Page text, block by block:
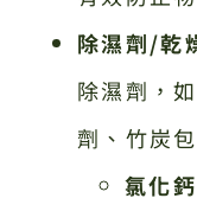
除濕劑/乾
除濕劑，
劑、竹炭
氯化